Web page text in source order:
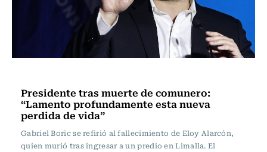
Presidente tras muerte de comunero:
“Lamento profundamente esta nueva
perdida de vida”
Gabriel Boric se refirió al fallecimiento de Eloy Alarcón,
quien murió tras ingresar a un predio en Limalla. El